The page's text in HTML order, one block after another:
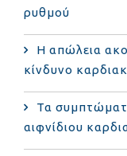
ρυθμού
Η απώλεια
κίνδυνο
Τα
αιφνίδιου